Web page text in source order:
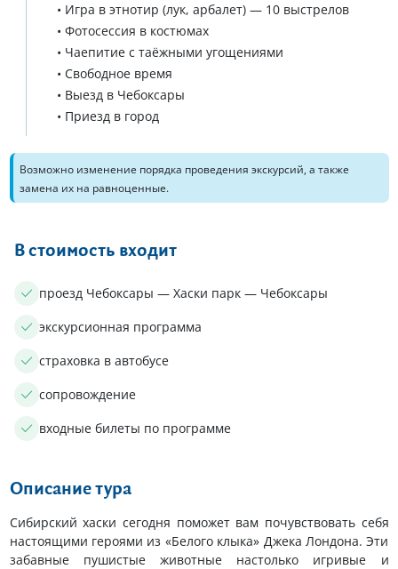
• Игра в этнотир (лук, арбалет) — 10 выстрелов
• Фотосессия в костюмах
• Чаепитие с таёжными угощениями
• Свободное время
• Выезд в Чебоксары
• Приезд в город
Возможно изменение порядка проведения экскурсий, а также
замена их на равноценные.
В стоимость входит
проезд Чебоксары — Хаски парк — Чебоксары
экскурсионная программа
страховка в автобусе
сопровождение
входные билеты по программе
Описание тура
Сибирский хаски сегодня поможет вам почувствовать себя
настоящими героями из «Белого клыка» Джека Лондона. Эти
забавные пушистые животные настолько игривые и